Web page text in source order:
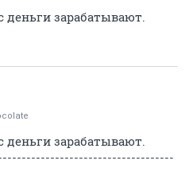
о животных
мнения по
этими сообщениями